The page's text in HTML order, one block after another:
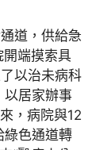
道，供給急
端摸索具
以治未病科
以居家辦事
，病院與12
綠色通道轉